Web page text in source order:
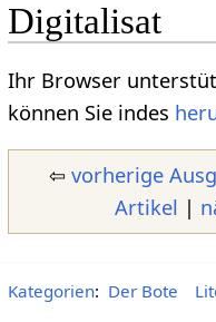
Digitalisat
Ihr Browser
können Sie indes
⇦ vorherige
Artikel |
Kategorien: Der Bote